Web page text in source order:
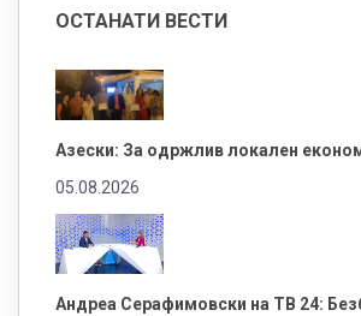
ОСТАНАТИ ВЕСТИ
Азески: За одржлив локален
05.08.2026
Андреа Серафимовски на ТВ 24: